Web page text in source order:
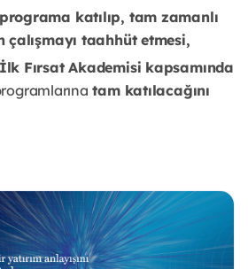
katılıp, tam zamanlı
çalışmayı taahhüt etmesi,
Fırsat Akademisi kapsamında
tam katılacağını